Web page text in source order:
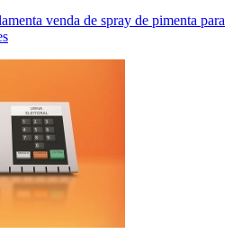
venda de spray de pimenta para